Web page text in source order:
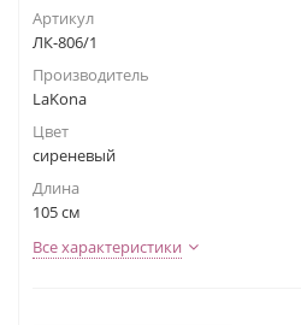
Артикул
ЛК-806/1
Производитель
LaKona
Цвет
сиреневый
Длина
105 см
Все характеристики